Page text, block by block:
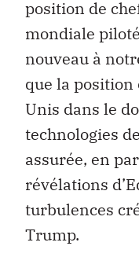
position de
mondiale
nouveau à
que la
Unis dans le
technologies
assurée, en
révélations
turbulences
Trump.